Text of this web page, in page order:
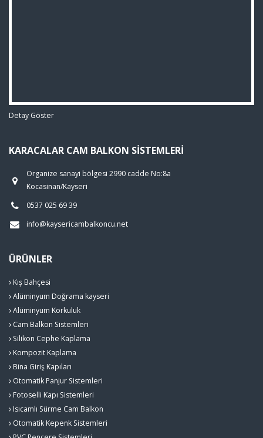
Detay Göster
KARACALAR CAM BALKON SISTEMLERI
Organize sanayi bölgesi 2990 cadde No:8a
Kocasinan/Kayseri
0537 025 69 39
info@kaysericambalkoncu.net
ÜRÜNLER
Kış Bahçesi
Alüminyum Doğrama kayseri
Alüminyum Korkuluk
Cam Balkon Sistemleri
Silikon Cephe Kaplama
Kompozit Kaplama
Bina Giriş Kapıları
Otomatik Panjur Sistemleri
Fotoselli Kapı Sistemleri
Isıcamlı Sürme Cam Balkon
Otomatik Kepenk Sistemleri